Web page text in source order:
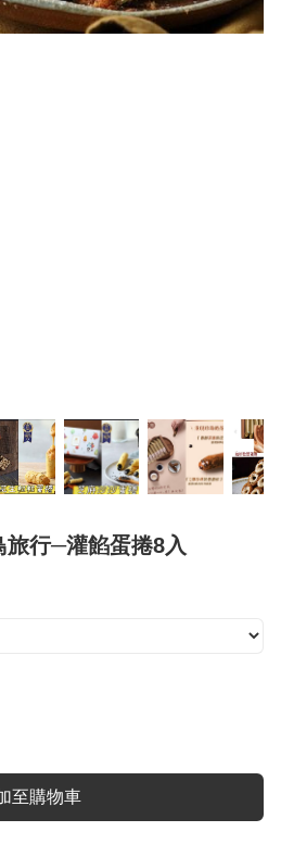
旅行─灌餡蛋捲8入
至購物車